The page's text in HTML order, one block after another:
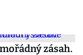
zásah.